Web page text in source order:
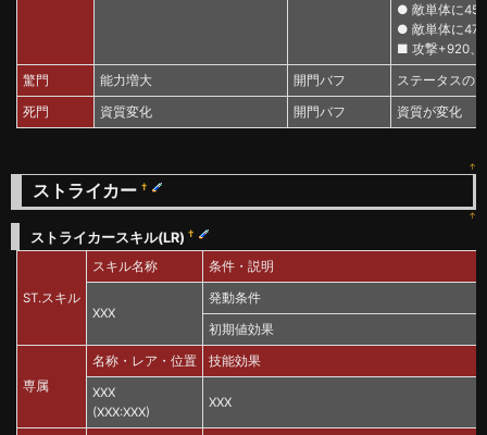
● 敵単体に
● 敵単体に
■ 攻撃+920、
驚門 能力増大 開門バフ ステータスの
死門 資質変化 開門バフ 資質が変化
↑
ストライカー †
↑
ストライカースキル(LR) †
ST.スキル
スキル名称 条件・説明
XXX
発動条件
初期値効果
専属
名称・レア・位置 技能効果
XXX
(XXX:XXX)
XXX